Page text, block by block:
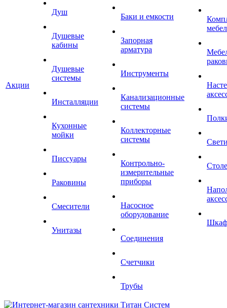
Акции
Душ
Душевые
кабины
Душевые
системы
Инсталляции
Кухонные
мойки
Писсуары
Раковины
Смесители
Унитазы
Баки и емкости
Запорная
арматура
Инструменты
Канализационные
системы
Коллекторные
системы
Контрольно-
измерительные
приборы
Насосное
оборудование
Соединения
Счетчики
Трубы